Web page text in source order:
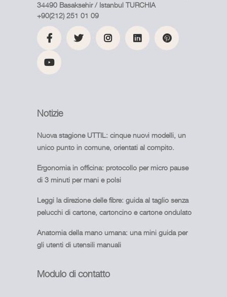
34490 Basaksehir / Istanbul TURCHIA
+90(212) 251 01 09
Notizie
Nuova stagione UTTIL: cinque nuovi modelli, un
unico punto in comune, orientati al compito.
Ergonomia in officina: protocollo per micro pause
di 3 minuti per mani e polsi
Leggi la direzione delle fibre: guida al taglio senza
pelucchi di cartone, cartoncino e cartone ondulato
Anatomia della mano umana: una mini guida per
gli utenti di utensili manuali
Modulo di contatto